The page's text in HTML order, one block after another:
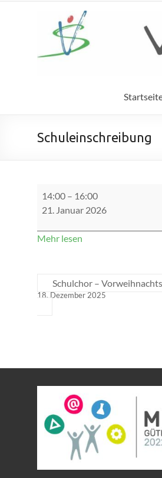
Volksschule
Eggenburg
Schuleinschreibung
14:00 – 16:00
21. Januar 2026
Mehr lesen
Schulchor –
18. Dezember 2025